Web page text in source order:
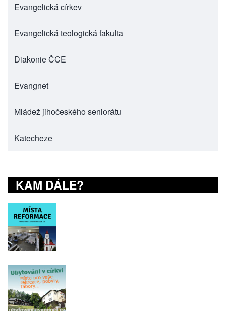
Evangelická církev
(opens in new tab)
Evangelická teologická fakulta
(opens in new tab)
Diakonie ČCE
(opens in new tab)
Evangnet
(opens in new tab)
Mládež jihočeského seniorátu
(opens in new tab)
Katecheze
(opens in new tab)
KAM DÁLE?